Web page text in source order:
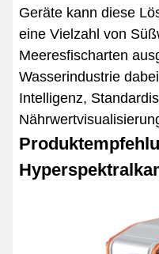
Geräte kann diese
eine Vielzahl von
Meeresfischarten
Wasserindustrie
Intelligenz,